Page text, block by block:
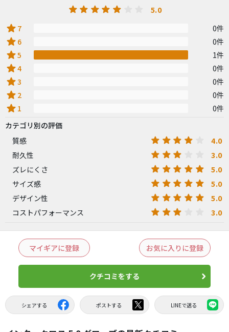
5.0
star 7 0件
star 6 0件
star5 1件
star4 0件
star3 0件
star 2 0件
star 1
0件
カテゴリ別の評価
質感
4.0
耐久性 3.0
ズレにくさ 5.0
サイズ感 5.0
デザイン性 5.0
コストパフォーマンス 3.0
マイギアに登録 お気に入りに登録
クチコミをする
シェアする ポストする LINEで送る